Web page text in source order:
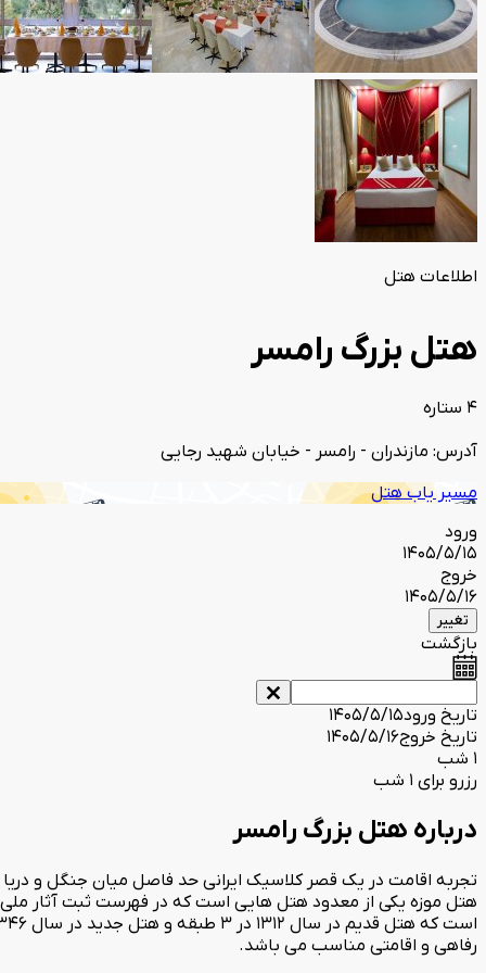
اطلاعات هتل
هتل بزرگ رامسر
4 ستاره
آدرس: مازندران - رامسر - خیابان شهید رجایی
مسیر یاب هتل
ورود
1405/5/15
خروج
1405/5/16
تغییر
بازگشت
تاریخ ورود1405/5/15
تاریخ خروج1405/5/16
1 شب
رزرو برای 1 شب
درباره هتل بزرگ رامسر
تجربه اقامت در یک قصر کلاسیک ایرانی حد فاصل میان جنگل و دریا
هتل موزه یکی از معدود هتل هایی است که در فهرست ثبت آثار
رفاهی و اقامتی مناسب می باشد.